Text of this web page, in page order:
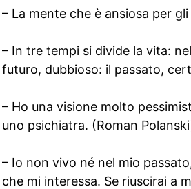
– La mente che è ansiosa per
– In tre tempi si divide la vita:
futuro, dubbioso: il passato,
– Ho una visione molto
uno psichiatra. (Roman
– Io non vivo né nel mio
che mi interessa. Se riuscirai a